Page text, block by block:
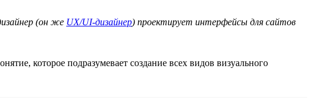
(он же UX/UI-дизайнер) проектирует интерфейсы для сайтов
которое подразумевает создание всех видов визуального